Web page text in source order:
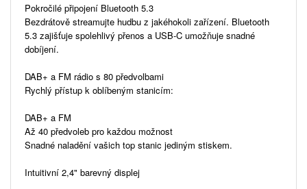
Pokročilé připojení Bluetooth 5.3
Bezdrátově streamujte hudbu z jakéhokoli zařízení. Bluetooth
5.3 zajišťuje spolehlivý přenos a USB-C umožňuje snadné
dobíjení.
DAB+ a FM rádio s 80 předvolbami
Rychlý přístup k oblíbeným stanicím:
DAB+ a FM
Až 40 předvoleb pro každou možnost
Snadné naladění vašich top stanic jediným stiskem.
Intuitivní 2,4" barevný displej